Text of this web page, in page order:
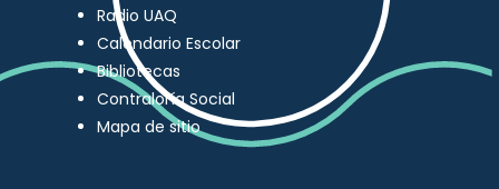
Radio UAQ
Calendario Escolar
Bibliotecas
Contraloría Social
Mapa de sitio